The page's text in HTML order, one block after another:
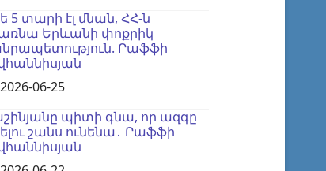
5 տարի էլ մնան, ՀՀ-ն
Երևանի փոքրիկ
Րաֆֆի
2026-06-25
պիտի գնա, որ ազգը
շանս ունենա․ Րաֆֆի